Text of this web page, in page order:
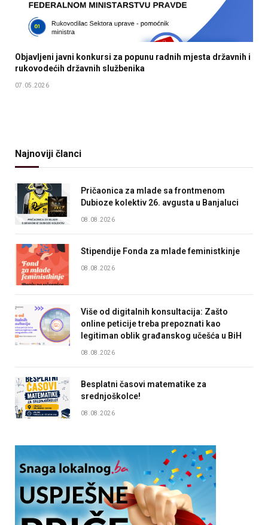
Objavljeni javni konkursi za popunu radnih mjesta državnih i
rukovodećih državnih službenika
07.05.2026
Najnoviji članci
Pričaonica za mlade sa frontmenom
Dubioze kolektiv 26. avgusta u Banjaluci
08.08.2026
Stipendije Fonda za mlade feministkinje
08.08.2026
Više od digitalnih konsultacija: Zašto
online peticije treba prepoznati kao
legitiman oblik građanskog učešća u BiH
08.08.2026
Besplatni časovi matematike za
srednjoškolce!
08.08.2026